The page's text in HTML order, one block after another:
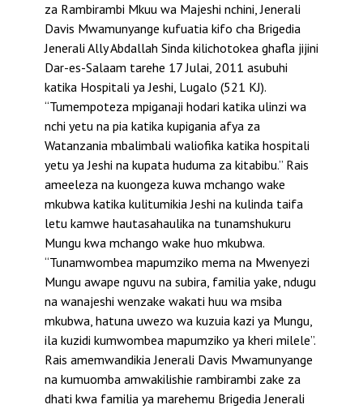
za Rambirambi Mkuu wa Majeshi nchini, Jenerali
Davis Mwamunyange kufuatia kifo cha Brigedia
Jenerali Ally Abdallah Sinda kilichotokea ghafla jijini
Dar-es-Salaam tarehe 17 Julai, 2011 asubuhi
katika Hospitali ya Jeshi, Lugalo (521 KJ).
“Tumempoteza mpiganaji hodari katika ulinzi wa
nchi yetu na pia katika kupigania afya za
Watanzania mbalimbali waliofika katika hospitali
yetu ya Jeshi na kupata huduma za kitabibu.” Rais
ameeleza na kuongeza kuwa mchango wake
mkubwa katika kulitumikia Jeshi na kulinda taifa
letu kamwe hautasahaulika na tunamshukuru
Mungu kwa mchango wake huo mkubwa.
“Tunamwombea mapumziko mema na Mwenyezi
Mungu awape nguvu na subira, familia yake, ndugu
na wanajeshi wenzake wakati huu wa msiba
mkubwa, hatuna uwezo wa kuzuia kazi ya Mungu,
ila kuzidi kumwombea mapumziko ya kheri milele”.
Rais amemwandikia Jenerali Davis Mwamunyange
na kumuomba amwakilishie rambirambi zake za
dhati kwa familia ya marehemu Brigedia Jenerali